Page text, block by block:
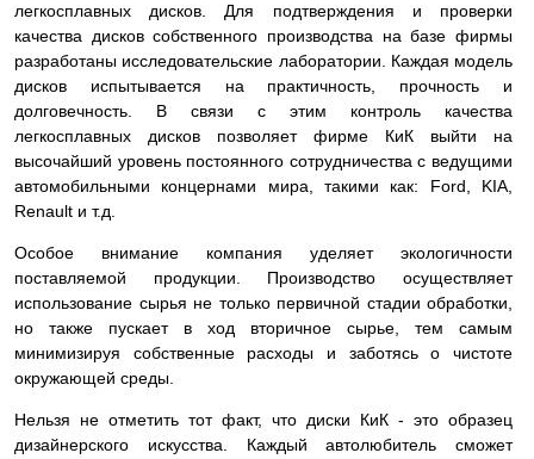
легкосплавных дисков. Для подтверждения и проверки
качества дисков собственного производства на базе фирмы
разработаны исследовательские лаборатории. Каждая модель
дисков испытывается на практичность, прочность и
долговечность. В связи с этим контроль качества
легкосплавных дисков позволяет фирме КиК выйти на
высочайший уровень постоянного сотрудничества с ведущими
автомобильными концернами мира, такими как: Ford, KIA,
Renault и т.д.
Особое внимание компания уделяет экологичности
поставляемой продукции. Производство осуществляет
использование сырья не только первичной стадии обработки,
но также пускает в ход вторичное сырье, тем самым
минимизируя собственные расходы и заботясь о чистоте
окружающей среды.
Нельзя не отметить тот факт, что диски КиК - это образец
дизайнерского искусства. Каждый автолюбитель сможет